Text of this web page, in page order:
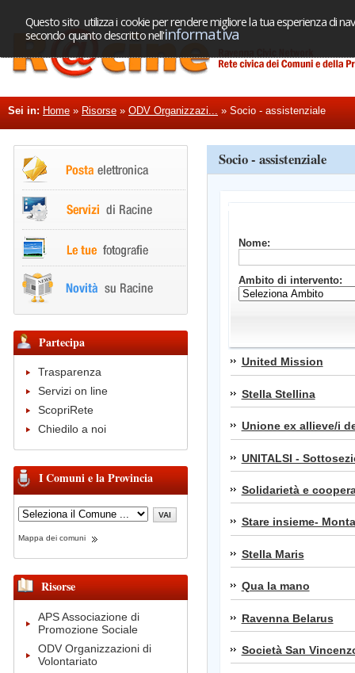
Questo sito utilizza i cookie per rendere migliore la tua esperienza di
secondo quanto descritto nell'informativa
Sei in: Home » Risorse » ODV Organizzazi... » Socio - assistenziale
Partecipa
Trasparenza
Servizi on line
ScopriRete
Chiedilo a noi
I Comuni e la Provincia
Mappa dei comuni
Risorse
APS Associazione di
Promozione Sociale
ODV Organizzazioni di
Volontariato
Socio - assistenziale
Nome:
Ambito di intervento:
United Mission
Stella Stellina
Unione ex allieve/i
UNITALSI -
Solidarietà e
Stare insieme-
Stella Maris
Qua la mano
Ravenna Belarus
Società San